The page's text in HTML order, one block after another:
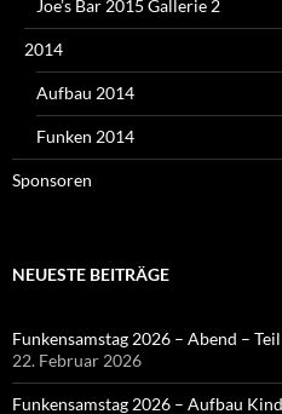
Joe’s Bar 2015 Gallerie 2
2014
Aufbau 2014
Funken 2014
Sponsoren
NEUESTE BEITRÄGE
Funkensamstag 2026 – Abend – Teil
22. Februar 2026
Funkensamstag 2026 – Aufbau